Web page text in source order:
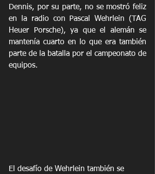
Dennis, por su parte, no se mostró feliz
en la radio con Pascal Wehrlein (TAG
Heuer Porsche), ya que el alemán se
mantenía cuarto en lo que era también
parte de la batalla por el campeonato de
equipos.
El desafío de Wehrlein también se